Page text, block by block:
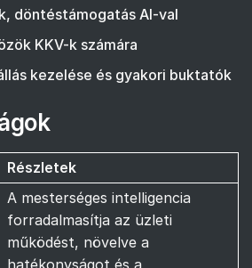
döntéstámogatás AI-val
KKV-k számára
kezelése és gyakori buktatók
Részletek
A mesterséges intelligencia
forradalmasítja az üzleti
működést, növelve a